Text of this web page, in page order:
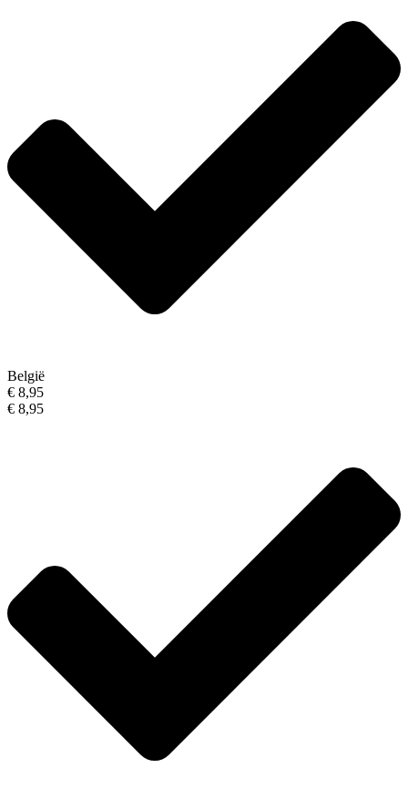
België
€ 8,95
€ 8,95